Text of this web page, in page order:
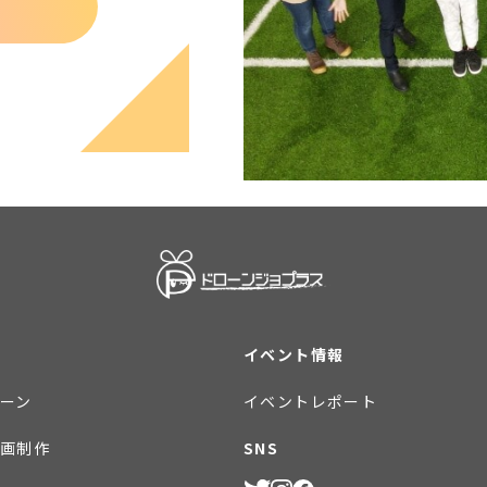
ン
制作
イベント情報
イベントレポート
SNS